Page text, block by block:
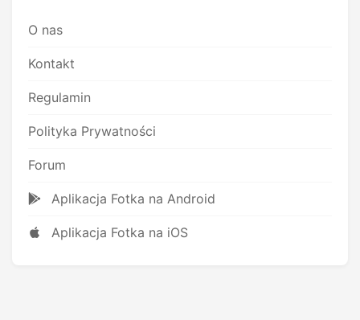
O nas
Kontakt
Regulamin
Polityka Prywatności
Forum
Aplikacja Fotka na Android
Aplikacja Fotka na iOS